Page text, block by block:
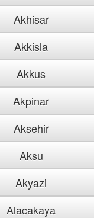
Akhisar
Akkisla
Akkus
Akpinar
Aksehir
Aksu
Akyazi
Alacakaya